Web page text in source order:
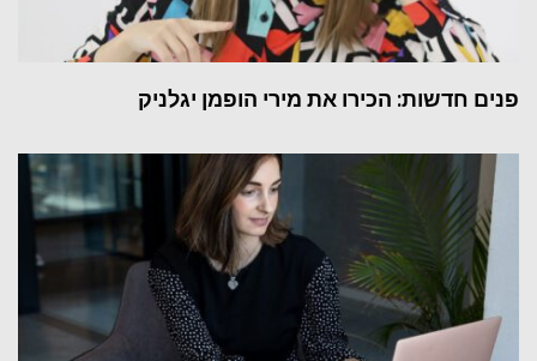
פנים חדשות: הכירו את מירי הופמן יגלניק